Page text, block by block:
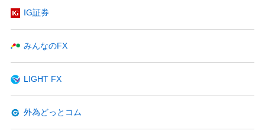
IG証券
みんなのFX
LIGHT FX
外為どっとコム